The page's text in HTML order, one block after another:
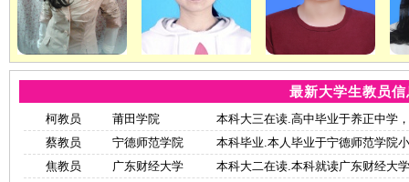
查看此教员简历
进入教员照片库
进入教员照片库
查看此教员简历
进入教员照片库
最新大学生教员信
柯教员 莆田学院
本科大三在读.高中毕业于养正中学
蔡教员
宁德师范学院
本科毕业.本人毕业于宁德师范学院
焦教员
广东财经大学
本科大二在读.本科就读广东财经大